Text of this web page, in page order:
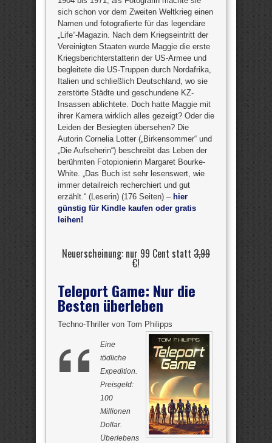
sich schon vor dem Zweiten Weltkrieg einen
Namen und fotografierte für das legendäre
„Life“-Magazin. Nach dem Kriegseintritt der
Vereinigten Staaten wurde Maggie die erste
Kriegsberichterstatterin der US-Armee und
begleitete die US-Truppen durch Nordafrika,
Italien und schließlich Deutschland, wo sie
zerstörte Städte und geschundene KZ-
Insassen ablichtete. Doch hatte Maggie mit
ihrer Kamera wirklich alles gezeigt? Oder die
Leiden der Besiegten übersehen? Die
Autorin Cornelia Lotter („Birkensommer“ und
„Die Aufseherin“) beschreibt das Leben der
berühmten Fotopionierin Margaret Bourke-
White. „Das Buch ist sehr lesenswert, wie
immer detailreich recherchiert und gut
erzählt.“ (Leserin) (176 Seiten) – hier
günstig für Kindle kaufen oder gratis
leihen!
Neuerscheinung: nur 99 Cent statt 3,99
€!
Teleport Game: Nur die
Besten überleben
Techno-Thriller von Tom Philipps
Eine
tödliche
Expedition.
Preisgeld:
100
Millionen
Dollar.
Überlebens